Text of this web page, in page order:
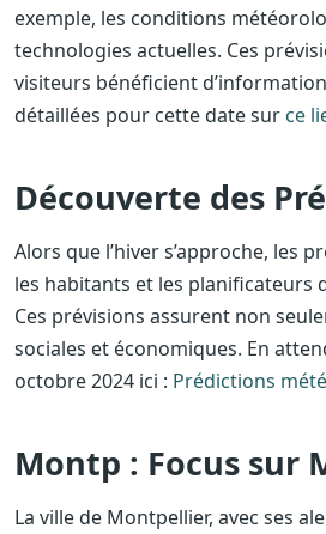
exemple, les conditions
technologies actuelles. Ces
visiteurs bénéficient
détaillées pour cette date sur ce
Découverte des
Alors que l’hiver s’approche, les
les habitants et les planificateurs
Ces prévisions assurent non
sociales et économiques. En
octobre 2024 ici : Prédictions
Montp : Focus sur
La ville de Montpellier, avec ses